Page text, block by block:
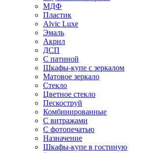
МДФ
Пластик
Alvic Luxe
Эмаль
Акрил
ДСП
С патиной
Шкафы-купе с зеркалом
Матовое зеркало
Стекло
Цветное стекло
Пескоструй
Комбинированные
С витражами
С фотопечатью
Назначение
Шкафы-купе в гостиную